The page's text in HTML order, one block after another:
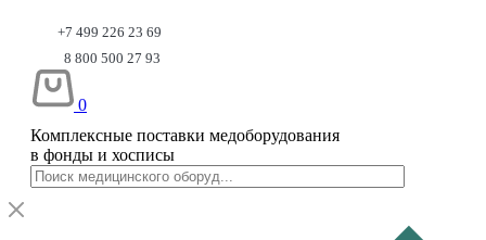
+7 499 226 23 69
8 800 500 27 93
0
Комплексные поставки медоборудования
в фонды и хосписы